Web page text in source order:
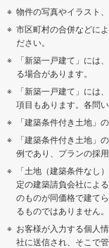
物件の写真やイラスト
市区町村の合併などに
ださい。
「新築一戸建て」には
る場合があります。
「新築一戸建て」には
項目もあります。各問
「建築条件付き土地」
「建築条件付き土地」
例であり、プランの採用
「土地（建築条件なし
定の建築請負会社によ
のものが同価格で建て
るものではありません。
お客様が入力する個人
社に送信され、そこで管